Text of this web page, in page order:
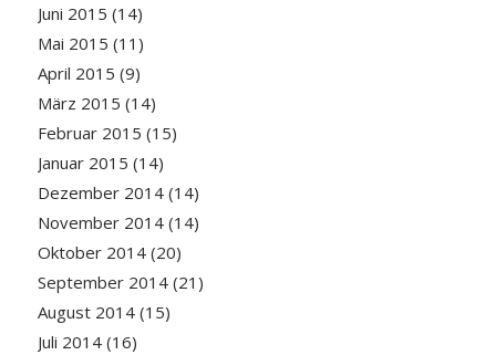
Juni 2015 (14)
Mai 2015 (11)
April 2015 (9)
März 2015 (14)
Februar 2015 (15)
Januar 2015 (14)
Dezember 2014(14)
November 2014(14)
Oktober 2014(20)
September 2014(21)
August 2014(15)
Juli 2014(16)